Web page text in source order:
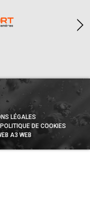
LÉGALES
POLITIQUE DE COOKIES
A3 WEB